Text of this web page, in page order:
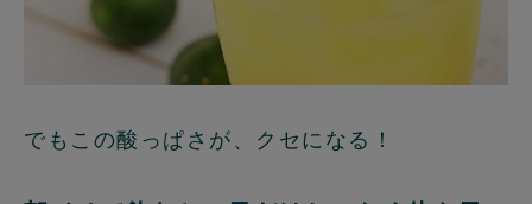
でもこの酸っぱさが、クセになる！